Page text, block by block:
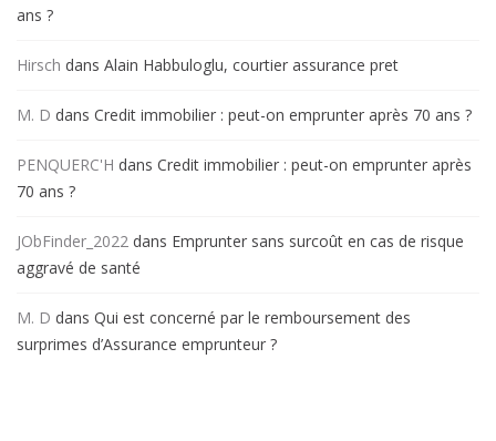
ans ?
Hirsch dans Alain Habbuloglu, courtier assurance pret
M. D dans Credit immobilier : peut-on emprunter après 70 ans ?
PENQUERC'H dans Credit immobilier : peut-on emprunter après
70 ans ?
JObFinder_2022 dans Emprunter sans surcoût en cas de risque
aggravé de santé
M. D dans Qui est concerné par le remboursement des
surprimes d’Assurance emprunteur ?